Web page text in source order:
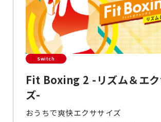
Switch
Fit Boxing 2 -リズム＆エク
ズ-
おうちで爽快エクササイズ